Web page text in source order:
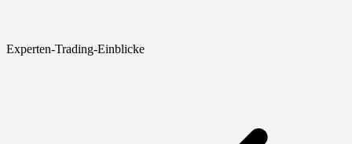
Experten-Trading-Einblicke